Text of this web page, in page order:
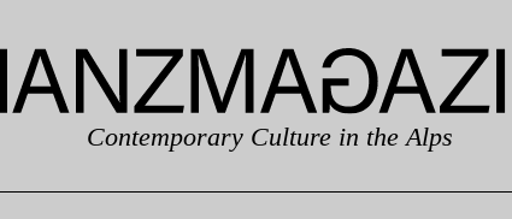
Contemporary Culture in the Alps